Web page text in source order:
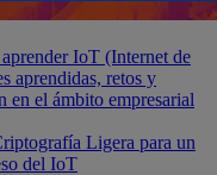
IoT (Internet de
aprendidas, retos y
en el ámbito empresarial
Ligera para un
del IoT